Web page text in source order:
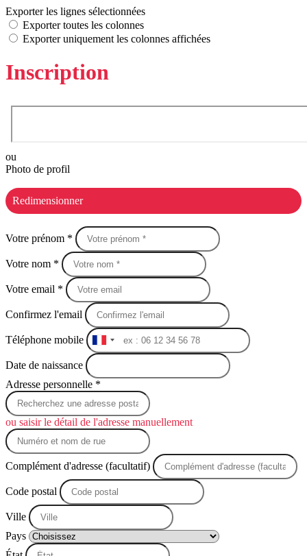
Exporter les lignes sélectionnées
Exporter toutes les colonnes
Exporter uniquement les colonnes affichées
Inscription
ou
Photo de profil
Redimensionner
Votre prénom *
Votre nom *
Votre email *
Confirmez l'email
Téléphone mobile
France
+33
Date de naissance
Adresse personnelle *
ou saisir le détail de l'adresse manuellement
Complément d'adresse (facultatif)
Code postal
Ville
Pays